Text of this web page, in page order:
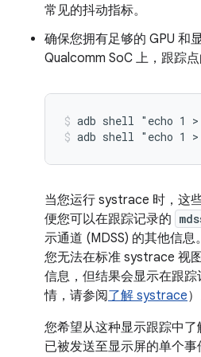
常见的抖动指标。
确保您拥有足够的 GPU 和
Qualcomm SoC 上，跟踪
adb shell "echo 1
adb shell "echo 1
当您运行 systrace 时，这
便您可以在跟踪记录的
示通道 (MDSS) 的其他信息
您无法在标准 systrace 视
信息，但结果会显示在跟
情，请参阅了解 systrace）
您希望从这种显示跟踪中
已被发送至显示屏的单个